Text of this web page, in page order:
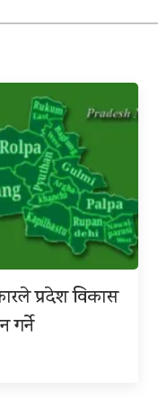
प्रदेश विकास
गर्ने